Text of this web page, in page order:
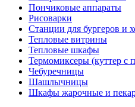
Пончиковые аппараты
Рисоварки
Станции для бургеров и
Тепловые витрины
Тепловые шкафы
Термомиксеры (куттер с
Чебуречницы
Шашлычницы
Шкафы жарочные и